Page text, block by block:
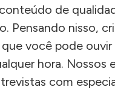
de
Pensando nisso,
que você pode
hora. Nossos
com